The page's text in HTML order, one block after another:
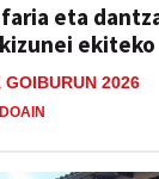
eta
ekiteko
2026